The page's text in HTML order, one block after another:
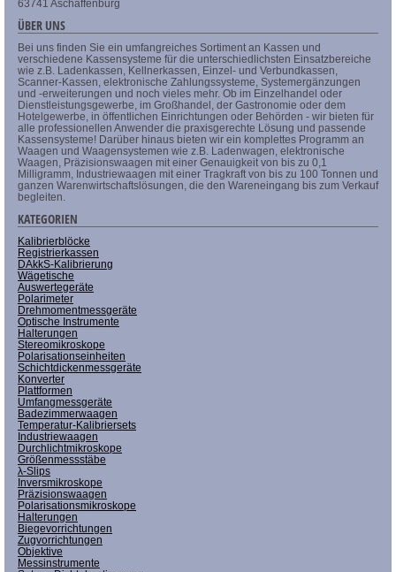
63741 Aschaffenburg
ÜBER UNS
Bei uns finden Sie ein umfangreiches Sortiment an Kassen und
verschiedene Kassensysteme für die unterschiedlichsten Einsatzbereiche
wie z.B. Ladenkassen, Kellnerkassen, Einzel- und Verbundkassen,
Scanner-Kassen, elektronische Zahlungssysteme, Systemergänzungen
und -erweiterungen und noch vieles mehr. Ob im Einzelhandel oder
Dienstleistungsgewerbe, im Großhandel, der Gastronomie oder dem
Hotelgewerbe, in öffentlichen Einrichtungen oder Behörden - wir bieten für
alle professionellen Anwender die praxisgerechte Lösung und passende
Kassensysteme! Darüber hinaus bieten wir ein komplettes Programm an
Waagen und Waagensystemen wie z.B. Ladenwagen, elektronische
Waagen, Präzisionswaagen mit einer Genauigkeit von bis zu 0,1
Milligramm, Industriewaagen mit einer Tragkraft von bis zu 100 Tonnen und
ganzen Warenwirtschaftslösungen, die den Wareneingang bis zum Verkauf
begleiten.
KATEGORIEN
Kalibrierblöcke
Registrierkassen
DAkkS-Kalibrierung
Wägetische
Auswertegeräte
Polarimeter
Drehmomentmessgeräte
Optische Instrumente
Halterungen
Stereomikroskope
Polarisationseinheiten
Schichtdickenmessgeräte
Konverter
Plattformen
Umfangmessgeräte
Badezimmerwaagen
Temperatur-Kalibriersets
Industriewaagen
Durchlichtmikroskope
Größenmessstäbe
λ-Slips
Inversmikroskope
Präzisionswaagen
Polarisationsmikroskope
Halterungen
Biegevorrichtungen
Zugvorrichtungen
Objektive
Messinstrumente